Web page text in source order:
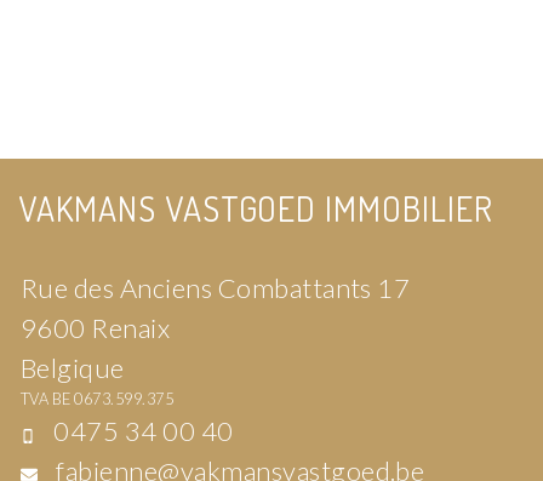
VAKMANS VASTGOED IMMOBILIER
Rue des Anciens Combattants 17
9600 Renaix
Belgique
TVA BE 0673.599.375
0475 34 00 40
fabienne@vakmansvastgoed.be